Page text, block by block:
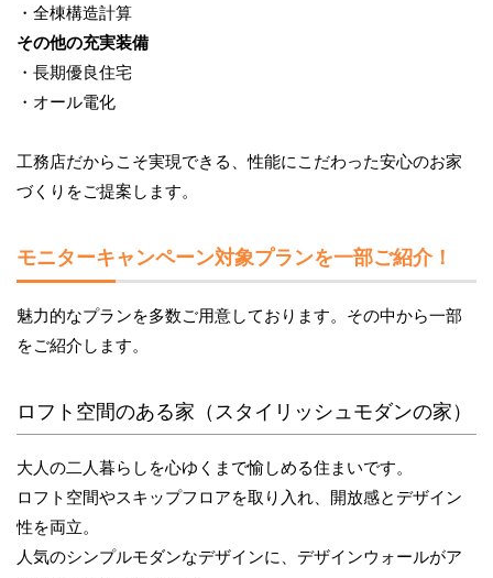
・全棟構造計算
その他の充実装備
・長期優良住宅
・オール電化
工務店だからこそ実現できる、性能にこだわった安心のお家
づくりをご提案します。
モニターキャンペーン対象プランを一部ご紹介！
魅力的なプランを多数ご用意しております。その中から一部
をご紹介します。
ロフト空間のある家（スタイリッシュモダンの家）
大人の二人暮らしを心ゆくまで愉しめる住まいです。
ロフト空間やスキップフロアを取り入れ、開放感とデザイン
性を両立。
人気のシンプルモダンなデザインに、デザインウォールがア